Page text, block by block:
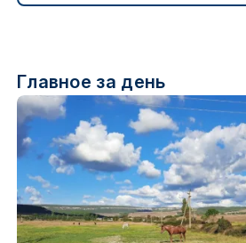
Главное за день